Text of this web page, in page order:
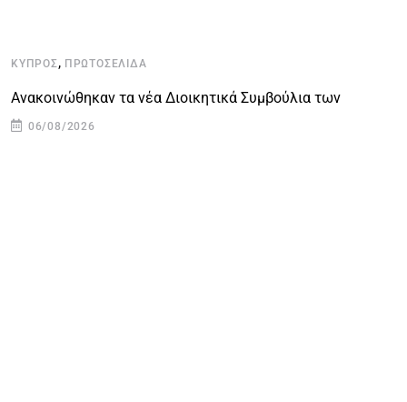
ΚΎΠΡΟΣ, ΠΡΩΤΟΣΈΛΙΔΑ
Ανακοινώθηκαν τα νέα Διοικητικά Συμβούλια των
06/08/2026